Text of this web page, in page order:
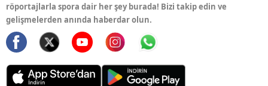
röportajlarla spora dair her şey burada! Bizi takip edin ve
gelişmelerden anında haberdar olun.